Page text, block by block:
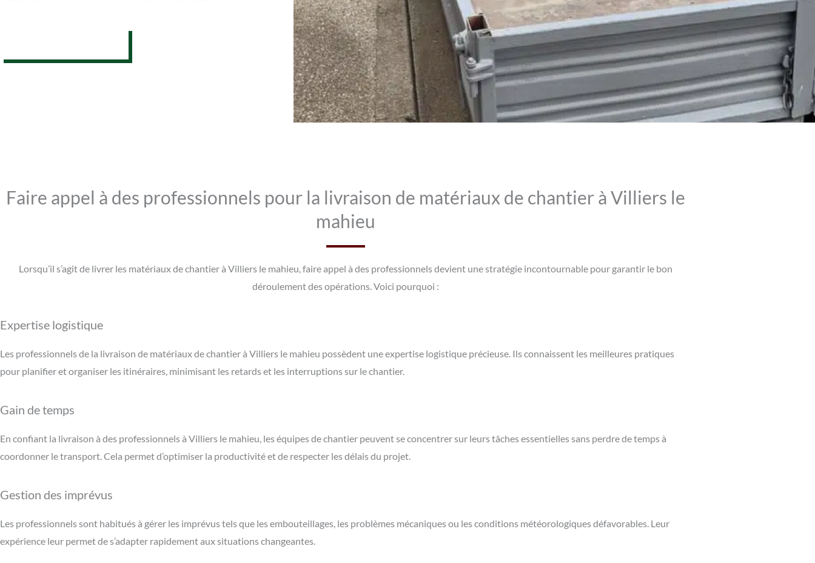
Faire appel à des professionnels pour la livraison de matériaux de chantier à Villiers le
mahieu
Lorsqu’il s’agit de livrer les matériaux de chantier à Villiers le mahieu, faire appel à des professionnels devient une stratégie incontournable pour garantir le bon
déroulement des opérations. Voici pourquoi :
Expertise logistique
Les professionnels de la livraison de matériaux de chantier à Villiers le mahieu possèdent une expertise logistique précieuse. Ils connaissent les meilleures pratiques
pour planifier et organiser les itinéraires, minimisant les retards et les interruptions sur le chantier.
Gain de temps
En confiant la livraison à des professionnels à Villiers le mahieu, les équipes de chantier peuvent se concentrer sur leurs tâches essentielles sans perdre de temps à
coordonner le transport. Cela permet d’optimiser la productivité et de respecter les délais du projet.
Gestion des imprévus
Les professionnels sont habitués à gérer les imprévus tels que les embouteillages, les problèmes mécaniques ou les conditions météorologiques défavorables. Leur
expérience leur permet de s’adapter rapidement aux situations changeantes.